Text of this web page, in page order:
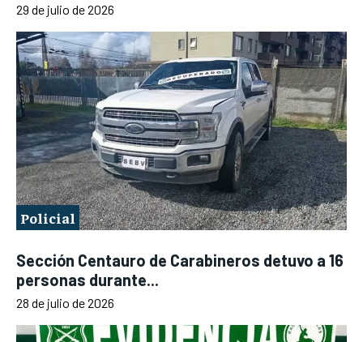
29 de julio de 2026
Policial
Sección Centauro de Carabineros detuvo a 16
personas durante...
28 de julio de 2026